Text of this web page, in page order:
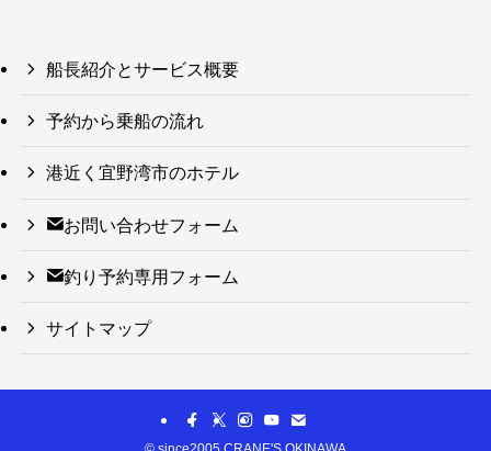
船長紹介とサービス概要
予約から乗船の流れ
港近く宜野湾市のホテル
お問い合わせフォーム
釣り予約専用フォーム
サイトマップ